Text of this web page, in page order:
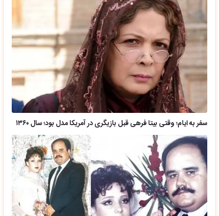
سفر به ایام؛ وقتی بیتا فرهی قبل بازیگری در آمریکا مدل بود؛ سال ۱۳۶۰